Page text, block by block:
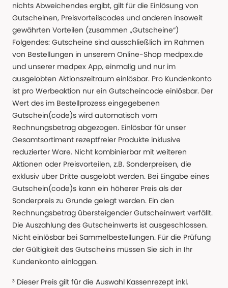
nichts Abweichendes ergibt, gilt für die Einlösung von
Gutscheinen, Preisvorteilscodes und anderen insoweit
gewährten Vorteilen (zusammen „Gutscheine“)
Folgendes: Gutscheine sind ausschließlich im Rahmen
von Bestellungen in unserem Online-Shop medpex.de
und unserer medpex App, einmalig und nur im
ausgelobten Aktionszeitraum einlösbar. Pro Kundenkonto
ist pro Werbeaktion nur ein Gutscheincode einlösbar. Der
Wert des im Bestellprozess eingegebenen
Gutschein(code)s wird automatisch vom
Rechnungsbetrag abgezogen. Einlösbar für unser
Gesamtsortiment rezeptfreier Produkte inklusive
reduzierter Ware. Nicht kombinierbar mit weiteren
Aktionen oder Preisvorteilen, z.B. Sonderpreisen, die
exklusiv über Dritte ausgelobt werden. Bei Eingabe eines
Gutschein(code)s kann ein höherer Preis als der
Sonderpreis zu Grunde gelegt werden. Ein den
Rechnungsbetrag übersteigender Gutscheinwert verfällt.
Die Auszahlung des Gutscheinwerts ist ausgeschlossen.
Nicht einlösbar bei Sammelbestellungen. Für die Prüfung
der Gültigkeit des Gutscheins müssen Sie sich in Ihr
Kundenkonto einloggen.
³ Dieser Preis gilt für die Auswahl Kassenrezept inkl.